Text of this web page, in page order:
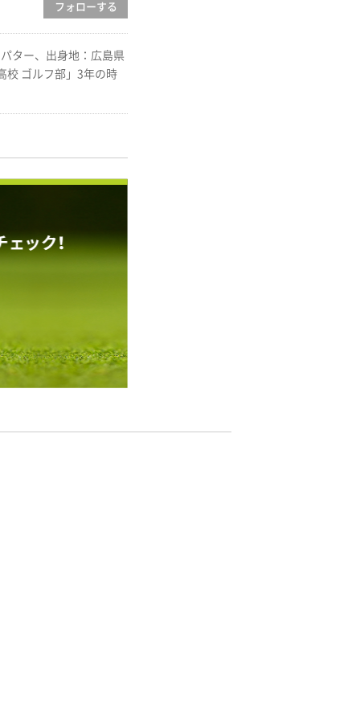
フォローする
ター、出身地：広島県
校 ゴルフ部」3年の時